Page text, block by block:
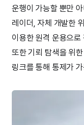
운행이 가능할 뿐만
레이더, 자체 개발한
이용한 원격 운용으
또한 기뢰 탐색을 위
링크를 통해 통제가